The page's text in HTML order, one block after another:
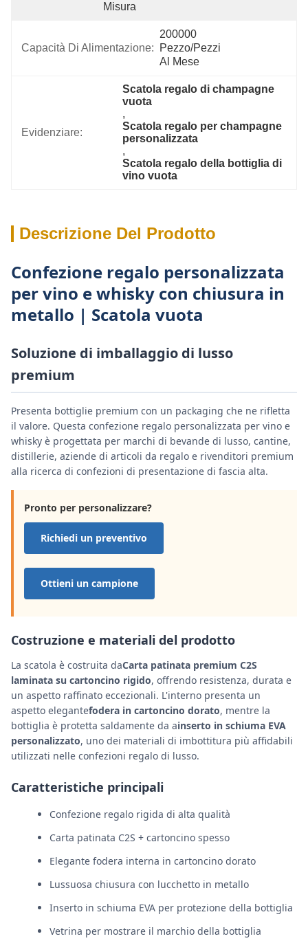
Misura
Capacità Di Alimentazione:
200000
Pezzo/pezzi
Al Mese
Evidenziare:
Scatola regalo di champagne
vuota
,
Scatola regalo per champagne
personalizzata
,
Scatola regalo della bottiglia di
vino vuota
Descrizione Del Prodotto
Confezione regalo personalizzata
per vino e whisky con chiusura in
metallo | Scatola vuota
Soluzione di imballaggio di lusso
premium
Presenta bottiglie premium con un packaging che ne rifletta
il valore. Questa confezione regalo personalizzata per vino e
whisky è progettata per marchi di bevande di lusso, cantine,
distillerie, aziende di articoli da regalo e rivenditori premium
alla ricerca di confezioni di presentazione di fascia alta.
Pronto per personalizzare?
Richiedi un preventivo
Ottieni un campione
Costruzione e materiali del prodotto
La scatola è costruita daCarta patinata premium C2S
laminata su cartoncino rigido, offrendo resistenza, durata e
un aspetto raffinato eccezionali. L'interno presenta un
aspetto elegantefodera in cartoncino dorato, mentre la
bottiglia è protetta saldamente da ainserto in schiuma EVA
personalizzato, uno dei materiali di imbottitura più affidabili
utilizzati nelle confezioni regalo di lusso.
Caratteristiche principali
Confezione regalo rigida di alta qualità
Carta patinata C2S + cartoncino spesso
Elegante fodera interna in cartoncino dorato
Lussuosa chiusura con lucchetto in metallo
Inserto in schiuma EVA per protezione della bottiglia
Vetrina per mostrare il marchio della bottiglia